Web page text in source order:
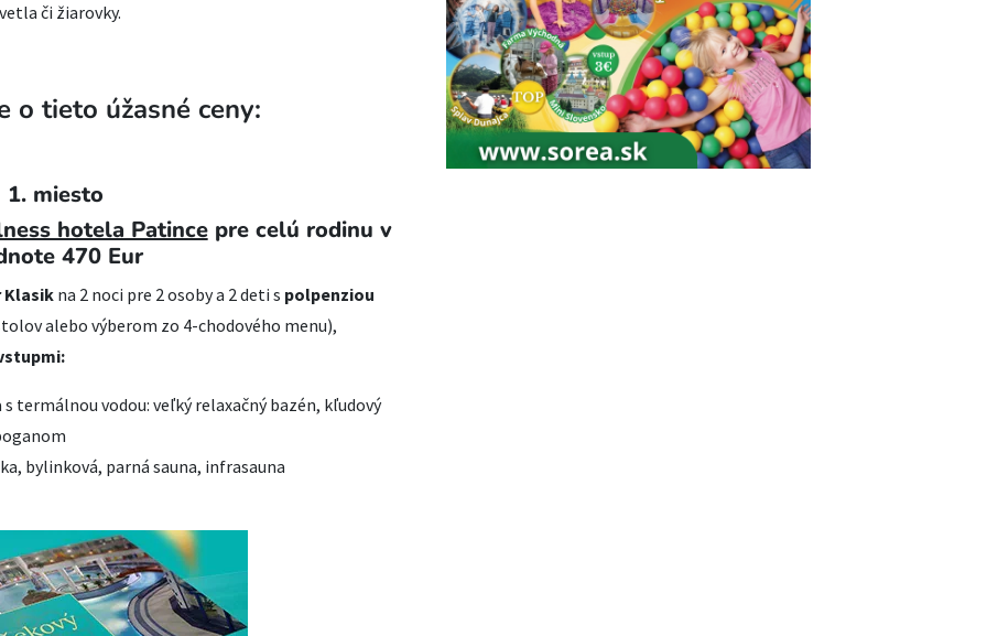
či žiarovky.
o tieto úžasné ceny:
1. miesto
hotela Patincepre celú rodinu v
470 Eur
Klasik na 2 noci pre 2 osoby a 2 deti s polpenziou
alebo výberom zo 4-chodového menu),
termálnou vodou: veľký relaxačný bazén, kľudový
bylinková, parná sauna, infrasauna